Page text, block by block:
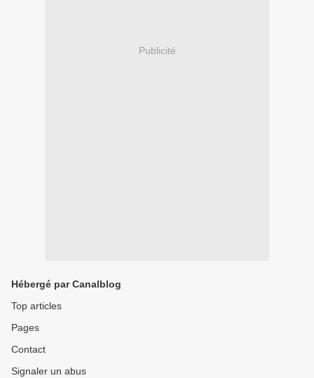
Publicité
Hébergé par Canalblog
Top articles
Pages
Contact
Signaler un abus